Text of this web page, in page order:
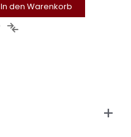
In den Warenkorb
Zur Zur